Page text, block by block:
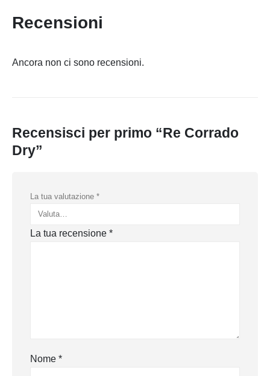
Recensioni
Ancora non ci sono recensioni.
Recensisci per primo “Re Corrado
Dry”
La tua valutazione *
La tua recensione *
Nome *